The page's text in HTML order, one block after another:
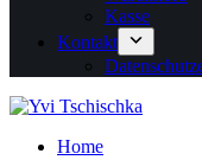
Kasse
Kontakt
Home